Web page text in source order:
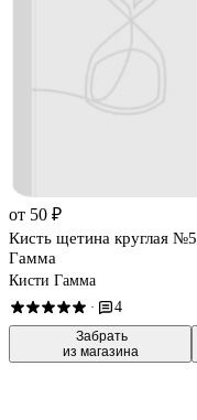
от 50 ₽
Кисть щетина круглая №5
Гамма
Кисти Гамма
· 4
Забрать
из магазина